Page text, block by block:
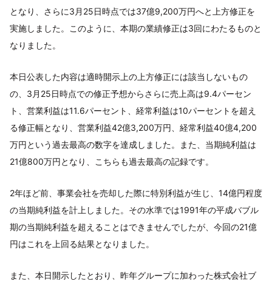
となり、さらに3月25日時点では37億9,200万円へと上方修正を
実施しました。このように、本期の業績修正は3回にわたるものと
なりました。
本日公表した内容は適時開示上の上方修正には該当しないもの
の、3月25日時点での修正予想からさらに売上高は9.4パーセン
ト、営業利益は11.6パーセント、経常利益は10パーセントを超え
る修正幅となり、営業利益42億3,200万円、経常利益40億4,200
万円という過去最高の数字を達成しました。また、当期純利益は
21億800万円となり、こちらも過去最高の記録です。
2年ほど前、事業会社を売却した際に特別利益が生じ、14億円程度
の当期純利益を計上しました。その水準では1991年の平成バブル
期の当期純利益を超えることはできませんでしたが、今回の21億
円はこれを上回る結果となりました。
また、本日開示したとおり、昨年グループに加わった株式会社ブ